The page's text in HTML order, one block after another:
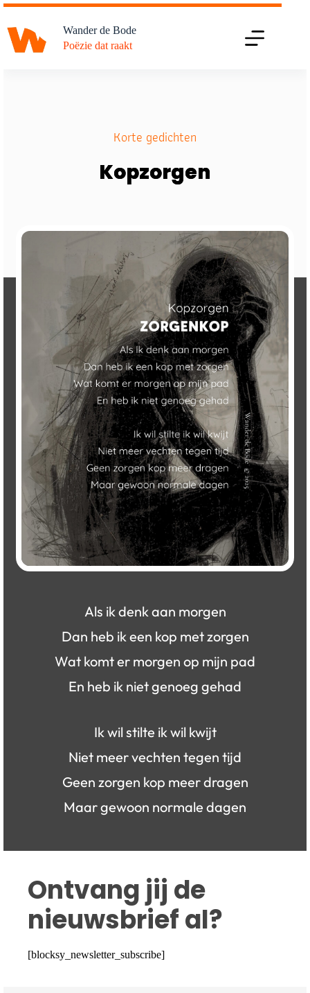
Ga
de
inhoud
Wander de Bode
Poëzie dat raakt
Korte gedichten
Kopzorgen
Als ik denk aan morgen
Dan heb ik een kop met zorgen
Wat komt er morgen op mijn pad
En heb ik niet genoeg gehad
Ik wil stilte ik wil kwijt
Niet meer vechten tegen tijd
Geen zorgen kop meer dragen
Maar gewoon normale dagen
Ontvang jij de
nieuwsbrief al?
[blocksy_newsletter_subscribe]